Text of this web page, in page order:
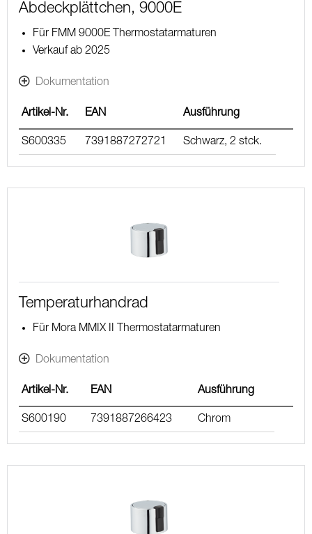
Abdeckplättchen, 9000E
Für FMM 9000E Thermostatarmaturen
Verkauf ab 2025
Dokumentation
Artikel-Nr. EAN Ausführung
S600335 7391887272721 Schwarz, 2 stck.
Temperaturhandrad
Für Mora MMIX II Thermostatarmaturen
Dokumentation
Artikel-Nr. EAN Ausführung
S600190 7391887266423 Chrom